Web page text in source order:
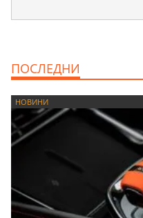
ПОСЛЕДНИ
НОВИНИ